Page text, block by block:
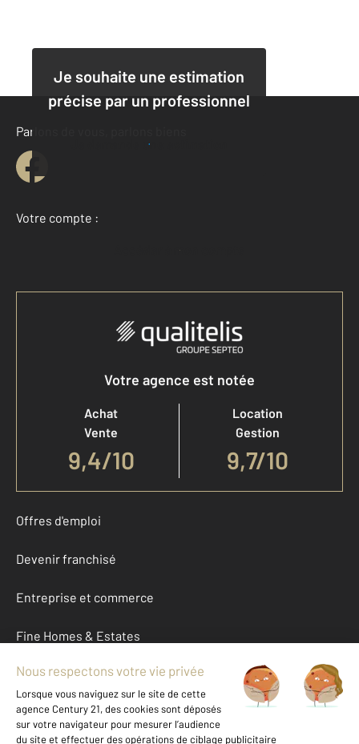
Je souhaite une estimation
précise par un professionnel
Je demande une estimation
Parlons de vous, parlons biens
Votre compte :
Accéder à mon compte
Votre agence est notée
Achat
Vente
9,4/10
Location
Gestion
9,7/10
Offres d'emploi
Devenir franchisé
Entreprise et commerce
Fine Homes & Estates
À propos
International